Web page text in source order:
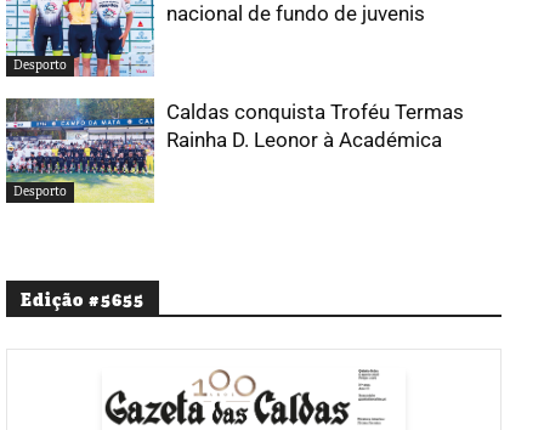
Desporto
nacional de fundo de juvenis
Desporto
Caldas conquista Troféu Termas
Rainha D. Leonor à Académica
Edição #5655